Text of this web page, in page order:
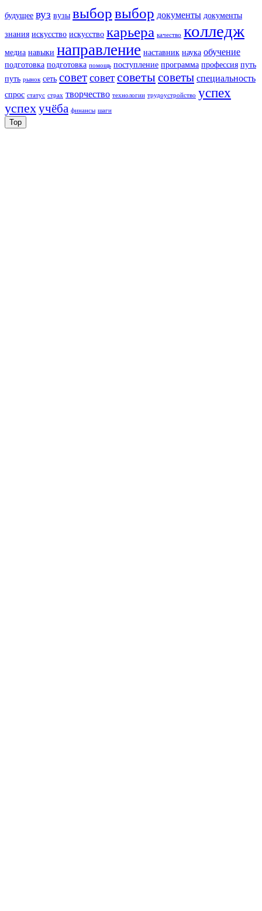
будущее вуз вузы выборвыбор документы документы
знания искусство искусство карьера качество колледж
медиа навыки направление наставник наука обучение
подготовка подготовка помощь поступление программа профессия путь
путь рынок сеть советсоветсоветысоветы специальность
спрос статус страх творчество технологии трудоустройство успех
успехучёба финансы шаги
Top